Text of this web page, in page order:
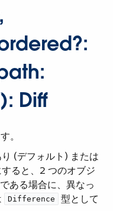
Diff
。
(デフォルト) または
ると、2 つのオブジ
ある場合に、異なっ
Difference
​ 型として